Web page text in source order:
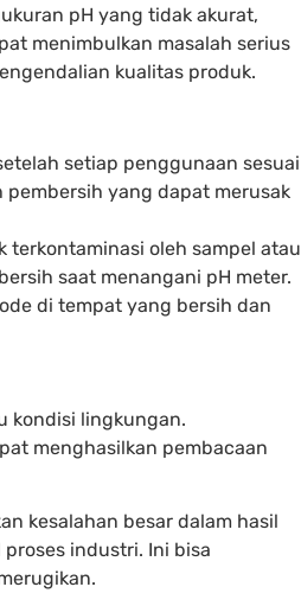
pH yang tidak akurat,
menimbulkan masalah serius
kualitas produk.
setiap penggunaan sesuai
yang dapat merusak
terkontaminasi oleh sampel atau
saat menangani pH meter.
di tempat yang bersih dan
kondisi lingkungan.
menghasilkan pembacaan
kesalahan besar dalam hasil
industri. Ini bisa